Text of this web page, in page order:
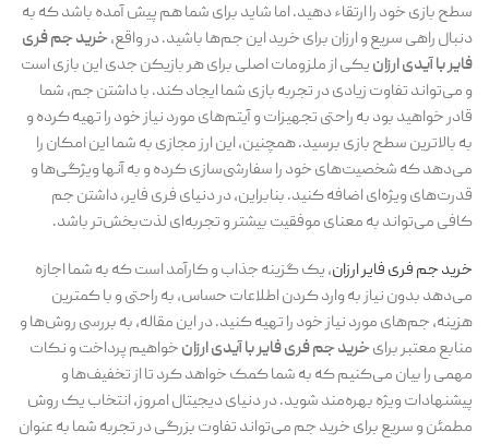
سطح بازی خود را ارتقاء دهید. اما شاید برای شما هم پیش آمده باشد که به
دنبال راهی سریع و ارزان برای خرید این جم‌ها باشید. در واقع،خرید جم فری
فایر با آیدی ارزانیکی از ملزومات اصلی برای هر بازیکن جدی این بازی است
و می‌تواند تفاوت زیادی در تجربه بازی شما ایجاد کند. با داشتن جم، شما
قادر خواهید بود به راحتی تجهیزات و آیتم‌های مورد نیاز خود را تهیه کرده و
به بالاترین سطح بازی برسید. همچنین، این ارز مجازی به شما این امکان را
می‌دهد که شخصیت‌های خود را سفارشی‌سازی کرده و به آنها ویژگی‌ها و
قدرت‌های ویژه‌ای اضافه کنید. بنابراین، در دنیای فری فایر، داشتن جم
کافی می‌تواند به معنای موفقیت بیشتر و تجربه‌ای لذت‌بخش‌تر باشد.
خرید جم فری فایر ارزان، یک گزینه جذاب و کارآمد است که به شما اجازه
می‌دهد بدون نیاز به وارد کردن اطلاعات حساس، به راحتی و با کمترین
هزینه، جم‌های مورد نیاز خود را تهیه کنید. در این مقاله، به بررسی روش‌ها و
منابع معتبر برایخرید جم فری فایر با آیدی ارزانخواهیم پرداخت و نکات
مهمی را بیان می‌کنیم که به شما کمک خواهد کرد تا از تخفیف‌ها و
پیشنهادات ویژه بهره‌مند شوید. در دنیای دیجیتال امروز، انتخاب یک روش
مطمئن و سریع برای خرید جم می‌تواند تفاوت بزرگی در تجربه شما به عنوان